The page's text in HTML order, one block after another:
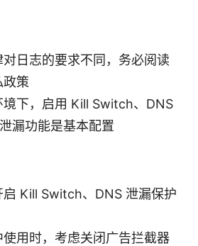
日志的要求不同，务必阅读
政策
境下，启用 Kill Switch、DNS
漏功能是基本配置
启 Kill Switch、DNS 泄漏保护
用时，考虑关闭广告拦截器